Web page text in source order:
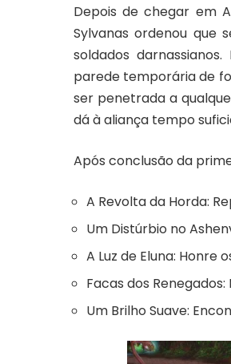
Depois de chegar em
Sylvanas ordenou que
soldados
parede temporária de
ser penetrada a
dá àaliança tempo
Após conclusão da
A Revolta da Horda:
Um Distúrbio no
A Luz de Eluna: Honre
Facas dos Renegados:
Um Brilho Suave: